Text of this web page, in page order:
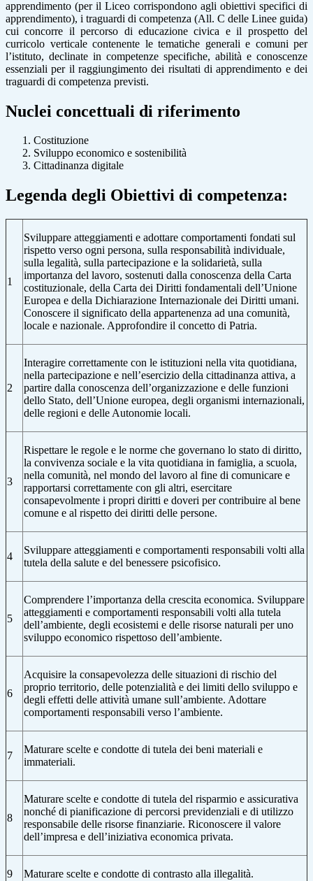
apprendimento (per il Liceo corrispondono agli obiettivi specifici di
apprendimento), i traguardi di competenza (All. C delle Linee guida)
cui concorre il percorso di educazione civica e il prospetto del
curricolo verticale contenente le tematiche generali e comuni per
l’istituto, declinate in competenze specifiche, abilità e conoscenze
essenziali per il raggiungimento dei risultati di apprendimento e dei
traguardi di competenza previsti.
Nuclei concettuali di riferimento
Costituzione
Sviluppo economico e sostenibilità
Cittadinanza digitale
Legenda degli Obiettivi di competenza:
1
Sviluppare atteggiamenti e adottare comportamenti fondati sul
rispetto verso ogni persona, sulla responsabilità individuale,
sulla legalità, sulla partecipazione e la solidarietà, sulla
importanza del lavoro, sostenuti dalla conoscenza della Carta
costituzionale, della Carta dei Diritti fondamentali dell’Unione
Europea e della Dichiarazione Internazionale dei Diritti umani.
Conoscere il significato della appartenenza ad una comunità,
locale e nazionale. Approfondire il concetto di Patria.
2
Interagire correttamente con le istituzioni nella vita quotidiana,
nella partecipazione e nell’esercizio della cittadinanza attiva, a
partire dalla conoscenza dell’organizzazione e delle funzioni
dello Stato, dell’Unione europea, degli organismi internazionali,
delle regioni e delle Autonomie locali.
3
Rispettare le regole e le norme che governano lo stato di diritto,
la convivenza sociale e la vita quotidiana in famiglia, a scuola,
nella comunità, nel mondo del lavoro al fine di comunicare e
rapportarsi correttamente con gli altri, esercitare
consapevolmente i propri diritti e doveri per contribuire al bene
comune e al rispetto dei diritti delle persone.
4
Sviluppare atteggiamenti e comportamenti responsabili volti alla
tutela della salute e del benessere psicofisico.
5
Comprendere l’importanza della crescita economica. Sviluppare
atteggiamenti e comportamenti responsabili volti alla tutela
dell’ambiente, degli ecosistemi e delle risorse naturali per uno
sviluppo economico rispettoso dell’ambiente.
6
Acquisire la consapevolezza delle situazioni di rischio del
proprio territorio, delle potenzialità e dei limiti dello sviluppo e
degli effetti delle attività umane sull’ambiente. Adottare
comportamenti responsabili verso l’ambiente.
7
Maturare scelte e condotte di tutela dei beni materiali e
immateriali.
8
Maturare scelte e condotte di tutela del risparmio e assicurativa
nonché di pianificazione di percorsi previdenziali e di utilizzo
responsabile delle risorse finanziarie. Riconoscere il valore
dell’impresa e dell’iniziativa economica privata.
9 Maturare scelte e condotte di contrasto alla illegalità.